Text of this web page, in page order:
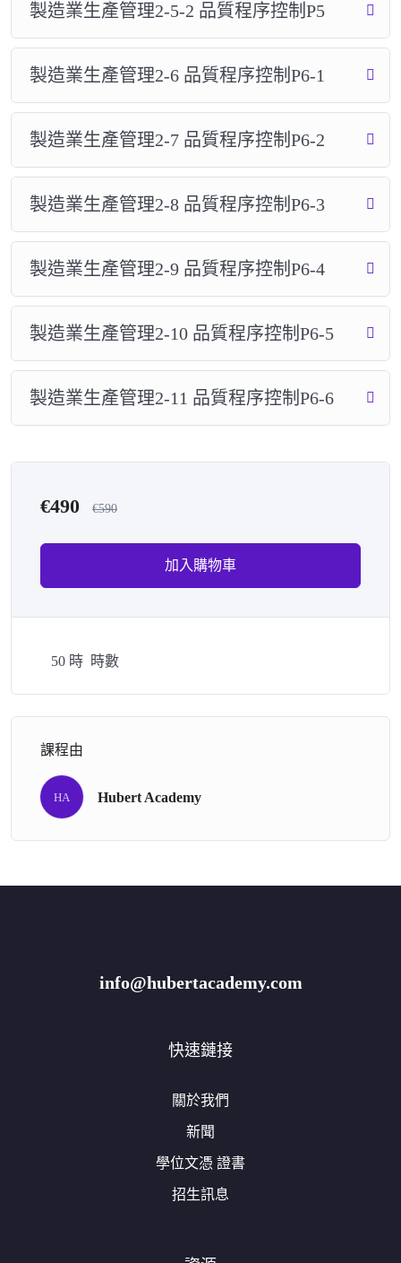
製造業生產管理2-5-2 品質程序控制P5
製造業生產管理2-6 品質程序控制P6-1
製造業生產管理2-7 品質程序控制P6-2
製造業生產管理2-8 品質程序控制P6-3
製造業生產管理2-9 品質程序控制P6-4
製造業生產管理2-10 品質程序控制P6-5
製造業生產管理2-11 品質程序控制P6-6
€490 €590
加入購物車
50 時 時數
課程由
HA Hubert Academy
info@hubertacademy.com
快速鏈接
關於我們
新聞
學位文憑 證書
招生訊息